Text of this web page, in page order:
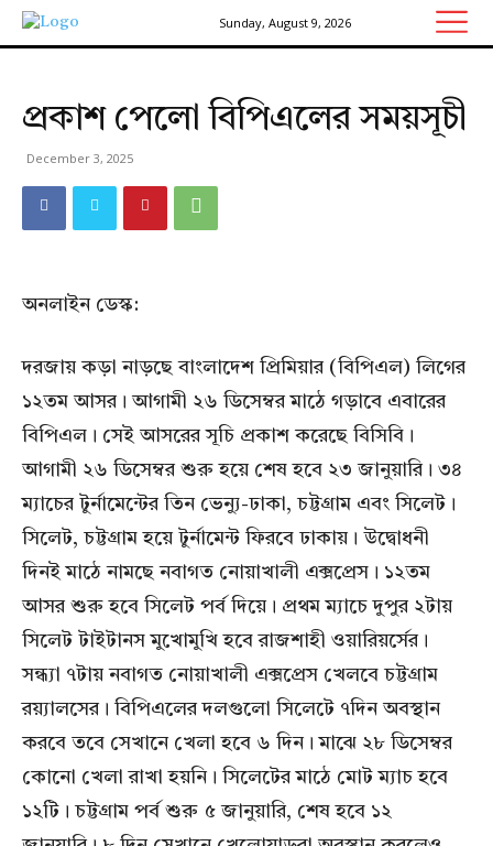
Sunday, August 9, 2026
প্রকাশ পেলো বিপিএলের সময়সূচী
December 3, 2025
অনলাইন ডেস্ক:
দরজায় কড়া নাড়ছে বাংলাদেশ প্রিমিয়ার (বিপিএল) লিগের
১২তম আসর। আগামী ২৬ ডিসেম্বর মাঠে গড়াবে এবারের
বিপিএল। সেই আসরের সূচি প্রকাশ করেছে বিসিবি।
আগামী ২৬ ডিসেম্বর শুরু হয়ে শেষ হবে ২৩ জানুয়ারি। ৩৪
ম্যাচের টুর্নামেন্টের তিন ভেন্যু-ঢাকা, চট্টগ্রাম এবং সিলেট।
সিলেট, চট্টগ্রাম হয়ে টুর্নামেন্ট ফিরবে ঢাকায়। উদ্বোধনী
দিনই মাঠে নামছে নবাগত নোয়াখালী এক্সপ্রেস। ১২তম
আসর শুরু হবে সিলেট পর্ব দিয়ে। প্রথম ম্যাচে দুপুর ২টায়
সিলেট টাইটানস মুখোমুখি হবে রাজশাহী ওয়ারিয়র্সের।
সন্ধ্যা ৭টায় নবাগত নোয়াখালী এক্সপ্রেস খেলবে চট্টগ্রাম
রয়্যালসের। বিপিএলের দলগুলো সিলেটে ৭দিন অবস্থান
করবে তবে সেখানে খেলা হবে ৬ দিন। মাঝে ২৮ ডিসেম্বর
কোনো খেলা রাখা হয়নি। সিলেটের মাঠে মোট ম্যাচ হবে
১২টি। চট্টগ্রাম পর্ব শুরু ৫ জানুয়ারি, শেষ হবে ১২